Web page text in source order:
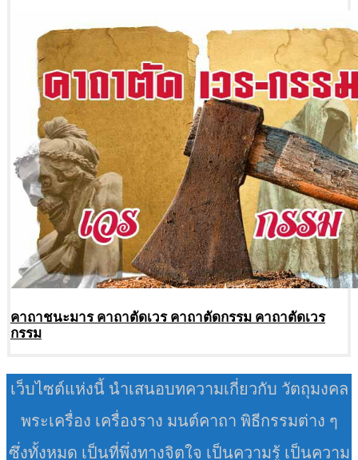
คาถาชนะมาร คาถาตัดเวร คาถาตัดกรรม คาถาตัดเวร
กรรม
เว็บไซต์แห่งนี้ นำเสนอบทความเกี่ยวกับ วัตถุมงคล
พระเครื่อง เครื่องราง มนต์คาถา พิธีกรรมต่าง ๆ
ซึ่งทั้งหมด เป็นที่พึ่งทางจิตใจ เป็นความรู้ เป็นความ